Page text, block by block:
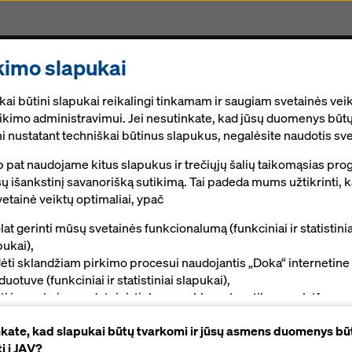
Skaitmeninės sprendimai
pakabinami kūgiai
kūgiai
technologija visiems klojinių darbams
slapukai
būtini slapukai reikalingi tinkamam ir saugiam svetainės
administravimui. Jei nesutinkate, kad jūsų duomenys
nustatant techniškai būtinus slapukus, negalėsite naudotis
pat naudojame kitus slapukus ir trečiųjų šalių taikomąsias
išankstinį savanorišką sutikimą. Tai padeda mums užtikrinti,
veiktų optimaliai, ypač
gerinti mūsų svetainės funkcionalumą (funkciniai ir
sklandžiam pirkimo procesui naudojantis „Doka“ internetine
(funkciniai ir statistiniai slapukai),
jums, kaip naudotojui, tinkamą reklamą tam tikrose
„Leisti naudoti visus slapukus (įskaitant JAV paslaugų
kad slapukai būtų tvarkomi ir jūsų asmens duomenys
į JAV?